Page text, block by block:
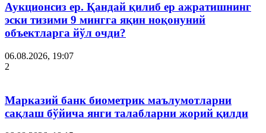
Аукционсиз ер. Қандай қилиб ер ажратишнинг
эски тизими 9 мингга яқин ноқонуний
объектларга йўл очди?
06.08.2026, 19:07
2
Марказий банк биометрик маълумотларни
сақлаш бўйича янги талабларни жорий қилди